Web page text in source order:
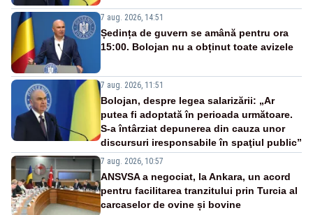
7 aug. 2026, 14:51
Ședința de guvern se amână pentru ora
15:00. Bolojan nu a obținut toate avizele
7 aug. 2026, 11:51
Bolojan, despre legea salarizării: „Ar
putea fi adoptată în perioada următoare.
S-a întârziat depunerea din cauza unor
discursuri iresponsabile în spaţiul public”
7 aug. 2026, 10:57
ANSVSA a negociat, la Ankara, un acord
pentru facilitarea tranzitului prin Turcia al
carcaselor de ovine și bovine